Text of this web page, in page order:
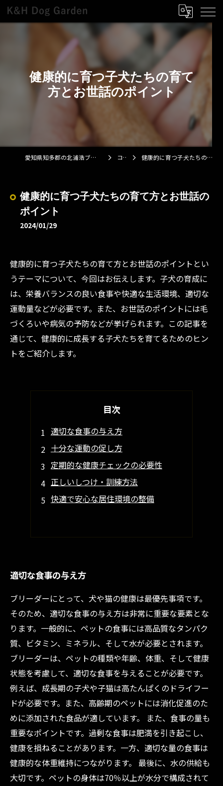
健康的に育つ子犬たちの育て
方とお世話のポイント
愛知県知多郡の北浦浩ブリーダーならK&H Dog Garden コラム 健康的に育つ子犬たちの育て方とお世話のポイント
健康的に育つ子犬たちの育て方とお世話の
ポイント
2024/01/29
健康的に育つ子犬たちの育て方とお世話のポイントとい
うテーマについて、今回はお伝えします。子犬の育成に
は、栄養バランスの良い食事や快適な生活環境、適切な
運動量などが必要です。また、お世話のポイントには毛
づくろいや病気の予防などが挙げられます。この記事を
通じて、健康的に成長する子犬たちを育てるためのヒン
トをご紹介します。
目次
適切な食事の与え方
十分な運動の促し方
定期的な健康チェックの必要性
正しいしつけ・訓練方法
快適で安心な居住環境の整備
適切な食事の与え方
ブリーダーにとって、犬や猫の健康は最優先事項です。
そのため、適切な食事の与え方は非常に重要な要素とな
ります。一般的に、ペットの食事には高品質なタンパク
質、ビタミン、ミネラル、そして水が必要とされます。
ブリーダーは、ペットの種類や年齢、体重、そして健康
状態を考慮して、適切な食事を与えることが必要です。
例えば、成長期の子犬や子猫は高たんぱくのドライフー
ドが必要です。また、高齢期のペットには消化促進のた
めに添加された食品が適しています。 また、食事の量も
重要なポイントです。過剰な食事は肥満を引き起こし、
健康を損ねることがあります。一方、適切な量の食事は
健康的な体重維持につながります。 最後に、水の供給も
大切です。ペットの身体は70％以上が水分で構成されて